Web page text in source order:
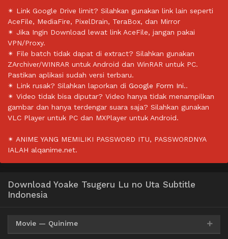
✴ Link Google Drive limit? Silahkan gunakan link lain seperti
AceFile, MediaFire, PixelDrain, TeraBox, dan Mirror
✴ Jika Ingin Download lewat link AceFile, jangan pakai
VPN/Proxy.
✴ File batch tidak dapat di extract? Silahkan gunakan
ZArchiver/WINRAR untuk Android dan WinRAR untuk PC.
Pastikan aplikasi sudah versi terbaru.
✴ Link rusak? Silahkan laporkan di Google Form Ini..
✴ Video tidak bisa diputar? Video hanya tidak menampilkan
gambar dan hanya terdengar suara saja? Silahkan gunakan
VLC Player untuk PC dan MXPlayer untuk Android.
✴ ANIME YANG MEMILIKI PASSWORD ITU, PASSWORDNYA
IALAH alqanime.net.
Download Yoake Tsugeru Lu no Uta Subtitle
Indonesia
Movie — Quinime